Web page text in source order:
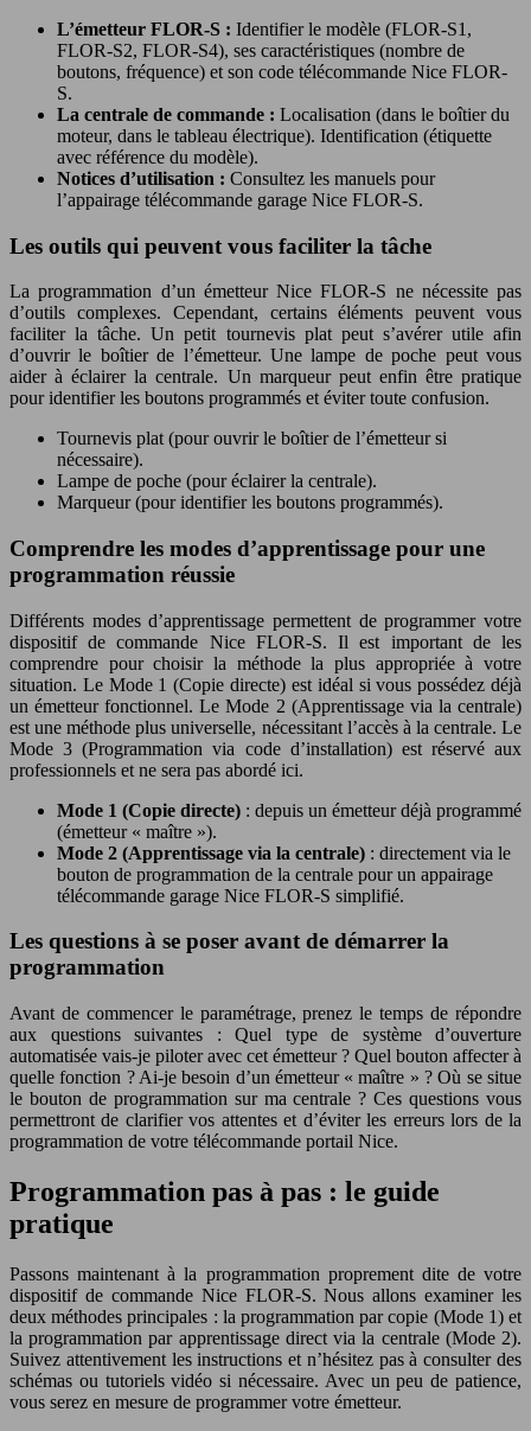
L’émetteur FLOR-S : Identifier le modèle (FLOR-S1,
FLOR-S2, FLOR-S4), ses caractéristiques (nombre de
boutons, fréquence) et son code télécommande Nice FLOR-
S.
La centrale de commande : Localisation (dans le boîtier du
moteur, dans le tableau électrique). Identification (étiquette
avec référence du modèle).
Notices d’utilisation : Consultez les manuels pour
l’appairage télécommande garage Nice FLOR-S.
Les outils qui peuvent vous faciliter la tâche
La programmation d’un émetteur Nice FLOR-S ne nécessite pas
d’outils complexes. Cependant, certains éléments peuvent vous
faciliter la tâche. Un petit tournevis plat peut s’avérer utile afin
d’ouvrir le boîtier de l’émetteur. Une lampe de poche peut vous
aider à éclairer la centrale. Un marqueur peut enfin être pratique
pour identifier les boutons programmés et éviter toute confusion.
Tournevis plat (pour ouvrir le boîtier de l’émetteur si
nécessaire).
Lampe de poche (pour éclairer la centrale).
Marqueur (pour identifier les boutons programmés).
Comprendre les modes d’apprentissage pour une
programmation réussie
Différents modes d’apprentissage permettent de programmer votre
dispositif de commande Nice FLOR-S. Il est important de les
comprendre pour choisir la méthode la plus appropriée à votre
situation. Le Mode 1 (Copie directe) est idéal si vous possédez déjà
un émetteur fonctionnel. Le Mode 2 (Apprentissage via la centrale)
est une méthode plus universelle, nécessitant l’accès à la centrale. Le
Mode 3 (Programmation via code d’installation) est réservé aux
professionnels et ne sera pas abordé ici.
Mode 1 (Copie directe) : depuis un émetteur déjà programmé
(émetteur « maître »).
Mode 2 (Apprentissage via la centrale) : directement via le
bouton de programmation de la centrale pour un appairage
télécommande garage Nice FLOR-S simplifié.
Les questions à se poser avant de démarrer la
programmation
Avant de commencer le paramétrage, prenez le temps de répondre
aux questions suivantes : Quel type de système d’ouverture
automatisée vais-je piloter avec cet émetteur ? Quel bouton affecter à
quelle fonction ? Ai-je besoin d’un émetteur « maître » ? Où se situe
le bouton de programmation sur ma centrale ? Ces questions vous
permettront de clarifier vos attentes et d’éviter les erreurs lors de la
programmation de votre télécommande portail Nice.
Programmation pas à pas : le guide
pratique
Passons maintenant à la programmation proprement dite de votre
dispositif de commande Nice FLOR-S. Nous allons examiner les
deux méthodes principales : la programmation par copie (Mode 1) et
la programmation par apprentissage direct via la centrale (Mode 2).
Suivez attentivement les instructions et n’hésitez pas à consulter des
schémas ou tutoriels vidéo si nécessaire. Avec un peu de patience,
vous serez en mesure de programmer votre émetteur.